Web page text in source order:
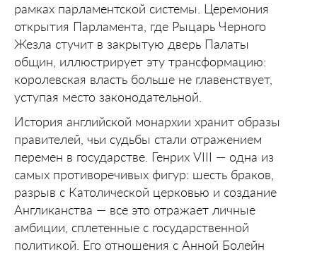
рамках парламентской системы. Церемония
открытия Парламента, где Рыцарь Черного
Жезла стучит в закрытую дверь Палаты
общин, иллюстрирует эту трансформацию:
королевская власть больше не главенствует,
уступая место законодательной.
История английской монархии хранит образы
правителей, чьи судьбы стали отражением
перемен в государстве. Генрих VIII — одна из
самых противоречивых фигур: шесть браков,
разрыв с Католической церковью и создание
Англиканства — все это отражает личные
амбиции, сплетенные с государственной
политикой. Его отношения с Анной Болейн